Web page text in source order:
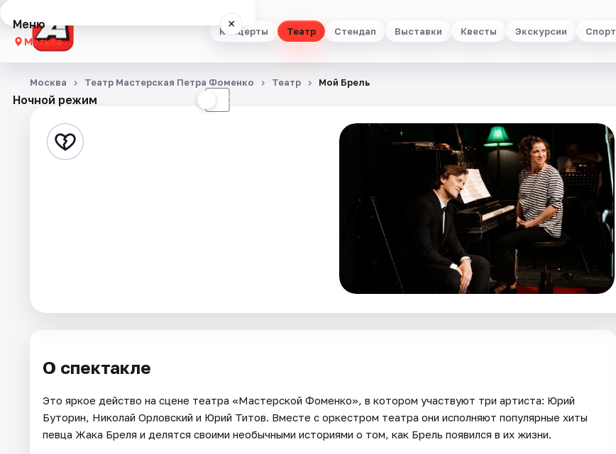
Концерты Театр Стендап Выставки Квесты Экскурсии Спорт
Меню ×
Москва
Концерты
Стендап
Артисты
Ночной режим ☾
Москва Театр Мастерская Петра Фоменко Театр Мой Брель
О спектакле
Это яркое действо на сцене театра «Мастерской Фоменко», в котором участвуют три артиста: Юрий
Буторин, Николай Орловский и Юрий Титов. Вместе с оркестром театра они исполняют популярные хиты
певца Жака Бреля и делятся своими необычными историями о том, как Брель появился в их жизни.